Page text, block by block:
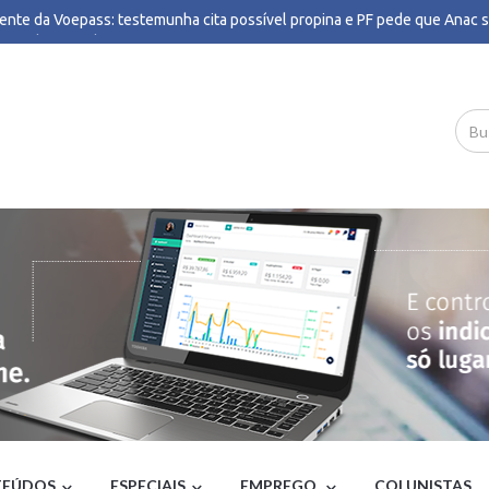
da Voepass: testemunha cita possível propina e PF pede que Anac
- Estadão
de Flávio, Gaspar oferece DNA à PGR após suspeita de estupro -
Ideb abaixo da média, Nunes defende terceirização de gestão escolar
de Janeiro suspende aulas das redes estadual e municipal por previsão
nesta sexta-feira - G1
de Milei pede que Lula envie embaixador de volta a Buenos Aires -
ex-presidente do INSS e mais cinco por fraudes na Contag -
pede que Discord seja bloqueado no Brasil - Poder360
Mauro Mendes e deputado em esquema de desvio de R$ 308 mi -
calcularam mal ação contra Brasil, diz diplomata - Valor Econômico
fria confirmada para SP: tempestades, vendavais e frio - Meteored
dos funcionários da CPTM é encerrada; trens voltam a operar - CNN
retoma hoje julgamento sobre proibição de jogos de azar; entenda - CNN
o maior tempo de propaganda. Veja quanto terá cada candidato -